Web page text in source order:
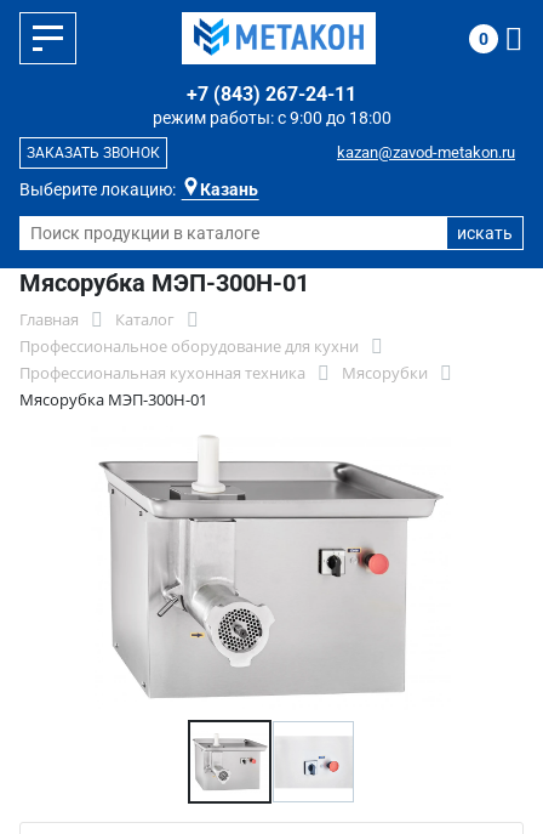
Выберите локацию: Казань
режим работы: с 9:00 до 18:00
+7 (843) 267-24-11
kazan@zavod-metakon.ru
ЗАКАЗАТЬ ЗВОНОК
0
Мясорубка МЭП-300Н-01
Главная
Каталог
Профессиональное оборудование для кухни
Профессиональная кухонная техника
Мясорубки
Мясорубка МЭП-300Н-01